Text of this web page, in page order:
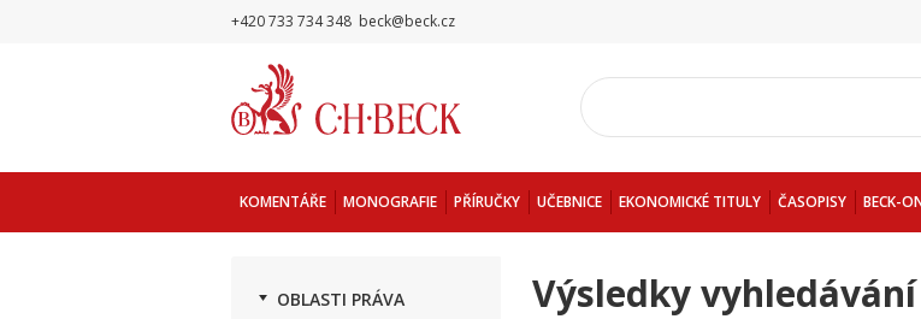
+420 733 734 348 beck@beck.cz
KOMENTÁŘE MONOGRAFIE PŘÍRUČKY UČEBNICE EKONOMICKÉ TITULY ČASOPISY BECK-
OBLASTI PRÁVA Výsledky vyhledávání